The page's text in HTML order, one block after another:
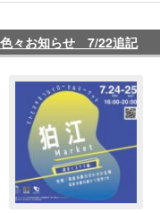
色々お知らせ 7/22追記